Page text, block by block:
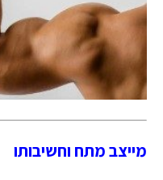
מייצב מתח וחשיבותו